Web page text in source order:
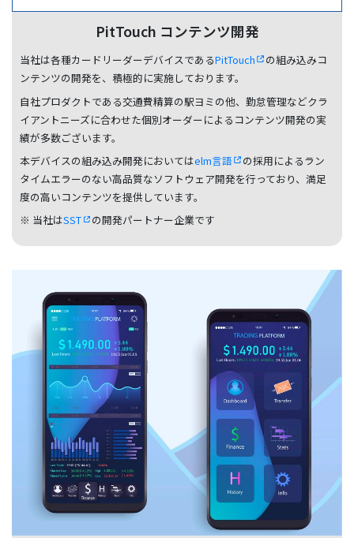
PitTouch コンテンツ開発
当社は各種カードリーダーデバイスであるPitTouch
の組み込みコ
ンテンツの開発を、積極的に実施しております。
自社プロダクトである交通費精算の駅ヨミの他、勤怠管理などクラ
イアントニーズに合わせた個別オーダーによるコンテンツ開発の実
績が多数ございます。
本デバイスの組み込み開発においてはelm言語
の採用によるラン
タイムエラーのない高品質なソフトウェア開発を行っており、満足
度の高いコンテンツを提供しています。
※ 当社はSST の開発パートナー企業です